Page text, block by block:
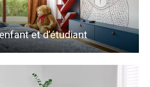
et d’étudiant